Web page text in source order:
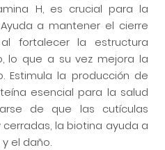
H, es crucial para la
a mantener el cierre
fortalecer la estructura
lo que a su vez mejora la
Estimula la producción de
esencial para la salud
de que las cutículas
la biotina ayuda a
el daño.